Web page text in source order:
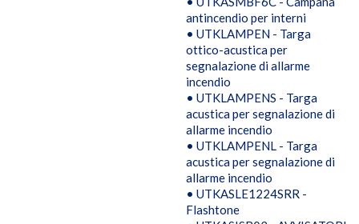
antincendio per interni
• UTKLAMPEN - Targa
ottico-acustica per
segnalazione di allarme
incendio
• UTKLAMPENS - Targa
acustica per segnalazione di
allarme incendio
• UTKLAMPENL - Targa
acustica per segnalazione di
allarme incendio
• UTKASLE1224SRR -
Flashtone